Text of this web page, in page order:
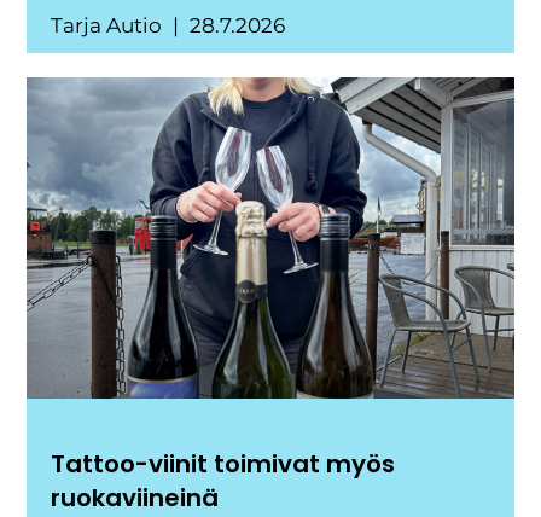
Tarja Autio 28.7.2026
Tattoo-viinit toimivat myös
ruokaviineinä